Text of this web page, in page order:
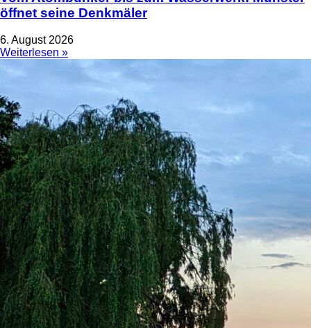
öffnet seine Denkmäler
6. August 2026
Weiterlesen »